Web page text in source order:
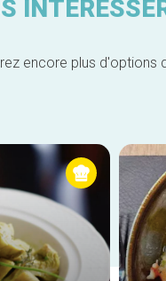
encore plus d'options